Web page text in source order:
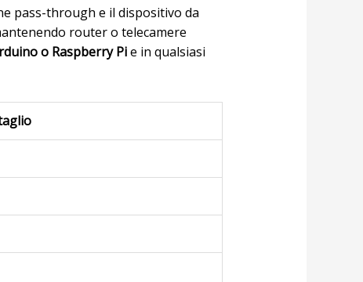
pass-through e il dispositivo da
router o telecamere
o Raspberry Pie in qualsiasi